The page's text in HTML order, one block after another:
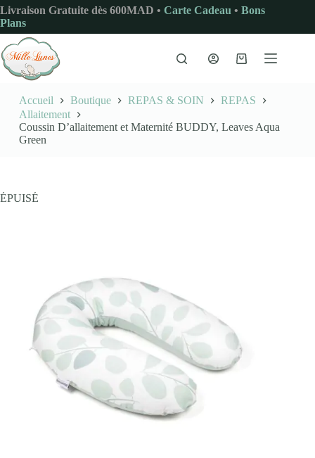
Passer
au
contenu
Livraison Gratuite dès 600MAD • Carte Cadeau • Bons
Plans
Panier
Accueil Boutique REPAS & SOIN
REPAS
Allaitement
Coussin D’allaitement et Maternité BUDDY, Leaves Aqua
Green
ÉPUISÉ